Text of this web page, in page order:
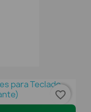
favorite_border